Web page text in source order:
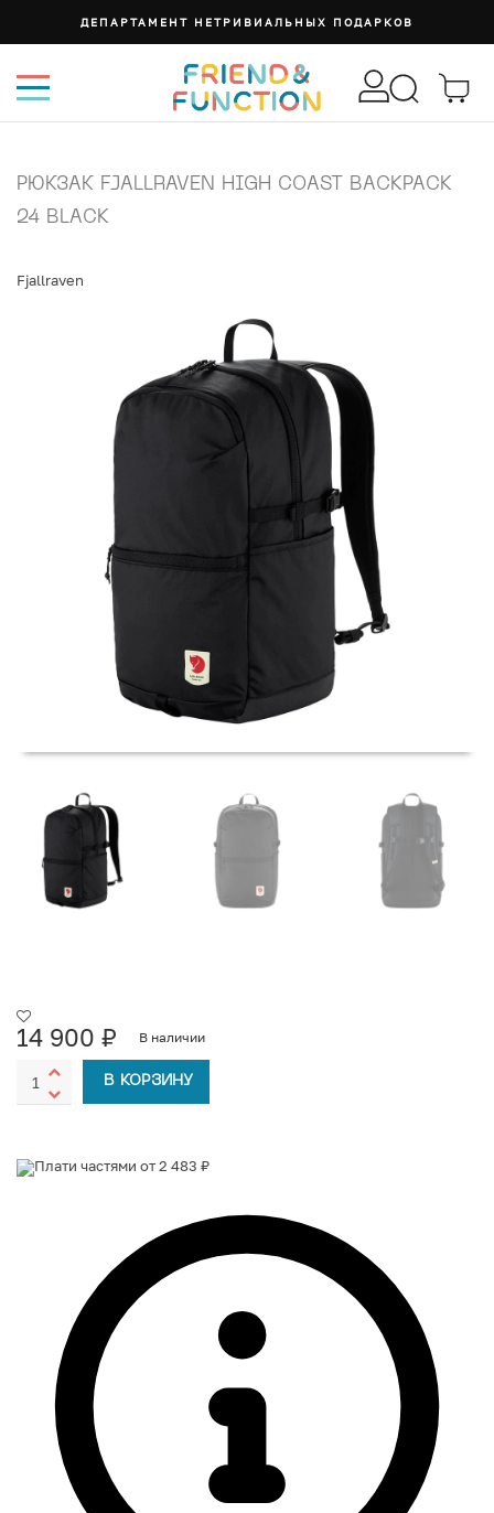
ДЕПАРТАМЕНТ НЕТРИВИАЛЬНЫХ ПОДАРКОВ
РЮКЗАК FJALLRAVEN HIGH COAST BACKPACK
24 BLACK
Fjallraven
14 900 ₽ В наличии
В КОРЗИНУ
Плати частями от 2 483 ₽